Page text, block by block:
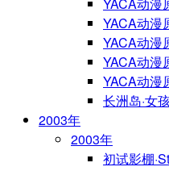
YACA动漫
YACA动漫
YACA动漫
YACA动漫
YACA动漫
长洲岛·女
2003年
2003年
初试影棚